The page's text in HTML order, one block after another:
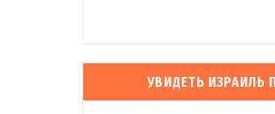
УВИДЕТЬ ИЗРАИЛЬ